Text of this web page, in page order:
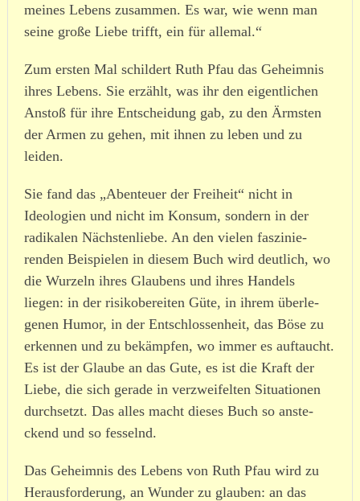
meines Lebens zusammen. Es war, wie wenn man
seine große Liebe trifft, ein für allemal.“
Zum ersten Mal schildert Ruth Pfau das Geheimnis
ihres Lebens. Sie erzählt, was ihr den eigent­lichen
Anstoß für ihre Entscheidung gab, zu den Ärmsten
der Armen zu gehen, mit ihnen zu leben und zu
leiden.
Sie fand das „Abenteuer der Freiheit“ nicht in
Ideologien und nicht im Konsum, sondern in der
radi­kalen Nächstenliebe. An den vielen faszi­nie­
renden Beispielen in diesem Buch wird deutlich, wo
die Wurzeln ihres Glaubens und ihres Handels
liegen: in der risi­ko­be­reiten Güte, in ihrem über­le­
genen Humor, in der Entschlossenheit, das Böse zu
erkennen und zu bekämpfen, wo immer es auftaucht.
Es ist der Glaube an das Gute, es ist die Kraft der
Liebe, die sich gerade in verzwei­felten Situationen
durch­setzt. Das alles macht dieses Buch so anste­
ckend und so fesselnd.
Das Geheimnis des Lebens von Ruth Pfau wird zu
Herausforderung, an Wunder zu glauben: an das